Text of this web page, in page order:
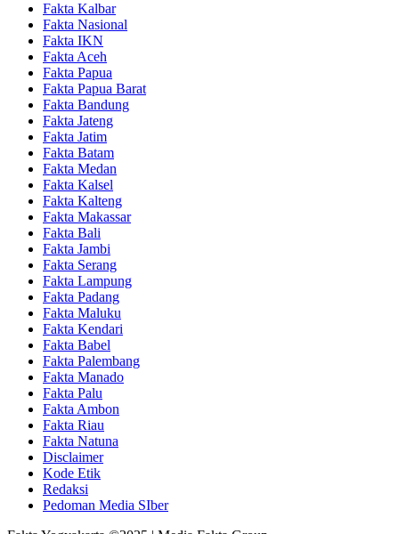
Fakta Kalbar
Fakta Nasional
Fakta IKN
Fakta Aceh
Fakta Papua
Fakta Papua Barat
Fakta Bandung
Fakta Jateng
Fakta Jatim
Fakta Batam
Fakta Medan
Fakta Kalsel
Fakta Kalteng
Fakta Makassar
Fakta Bali
Fakta Jambi
Fakta Serang
Fakta Lampung
Fakta Padang
Fakta Maluku
Fakta Kendari
Fakta Babel
Fakta Palembang
Fakta Manado
Fakta Palu
Fakta Ambon
Fakta Riau
Fakta Natuna
Disclaimer
Kode Etik
Redaksi
Pedoman Media SIber